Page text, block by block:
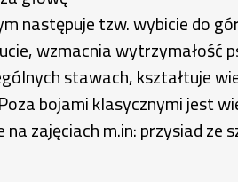
następuje tzw. wybicie do
wzmacnia wytrzymałość
stawach, kształtuje
bojami klasycznymi jest
zajęciach m.in: przysiad